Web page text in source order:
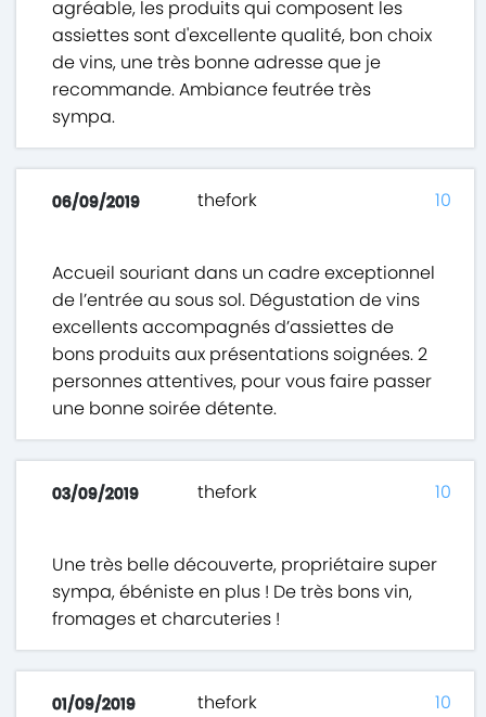
agréable, les produits qui composent les
assiettes sont d'excellente qualité, bon choix
de vins, une très bonne adresse que je
recommande. Ambiance feutrée très
sympa.
06/09/2019 thefork
Accueil souriant dans un cadre exceptionnel
de l’entrée au sous sol. Dégustation de vins
excellents accompagnés d’assiettes de
bons produits aux présentations soignées. 2
personnes attentives, pour vous faire passer
une bonne soirée détente.
10
03/09/2019 thefork
Une très belle découverte, propriétaire super
sympa, ébéniste en plus ! De très bons vin,
fromages et charcuteries !
10
01/09/2019 thefork 10